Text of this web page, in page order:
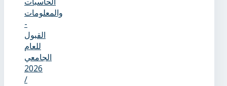
والمعلومات
-
القبول
للعام
الجامعي
2026
/